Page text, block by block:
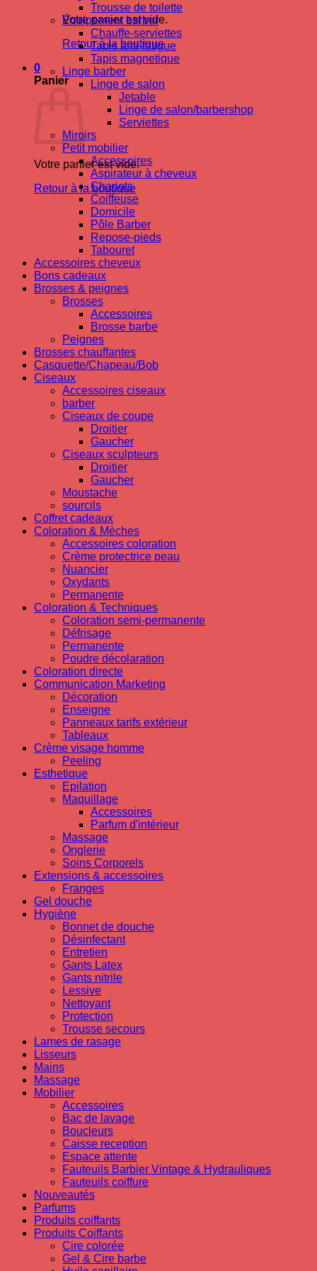
Votre panier est vide.
Retour à la boutique
0
Panier
Votre panier est vide.
Retour à la boutique
Trousse de toilette
Équipement barber
Chauffe-serviettes
Tapis anti-fatigue
Tapis magnetique
Linge barber
Linge de salon
Jetable
Linge de salon/barbershop
Serviettes
Miroirs
Petit mobilier
Accessoires
Aspirateur à cheveux
Chariots
Coiffeuse
Domicile
Pôle Barber
Repose-pieds
Tabouret
Accessoires cheveux
Bons cadeaux
Brosses & peignes
Brosses
Accessoires
Brosse barbe
Peignes
Brosses chauffantes
Casquette/Chapeau/Bob
Ciseaux
Accessoires ciseaux
barber
Ciseaux de coupe
Droitier
Gaucher
Ciseaux sculpteurs
Droitier
Gaucher
Moustache
sourcils
Coffret cadeaux
Coloration & Mèches
Accessoires coloration
Crème protectrice peau
Nuancier
Oxydants
Permanente
Coloration & Techniques
Coloration semi-permanente
Défrisage
Permanente
Poudre décolaration
Coloration directe
Communication Marketing
Décoration
Enseigne
Panneaux tarifs extérieur
Tableaux
Crème visage homme
Peeling
Esthetique
Epilation
Maquillage
Accessoires
Parfum d'intérieur
Massage
Onglerie
Soins Corporels
Extensions & accessoires
Franges
Gel douche
Hygiène
Bonnet de douche
Désinfectant
Entretien
Gants Latex
Gants nitrile
Lessive
Nettoyant
Protection
Trousse secours
Lames de rasage
Lisseurs
Mains
Massage
Mobilier
Accessoires
Bac de lavage
Boucleurs
Caisse reception
Espace attente
Fauteuils Barbier Vintage & Hydrauliques
Fauteuils coiffure
Nouveautés
Parfums
Produits coiffants
Produits Coiffants
Cire colorée
Gel & Cire barbe